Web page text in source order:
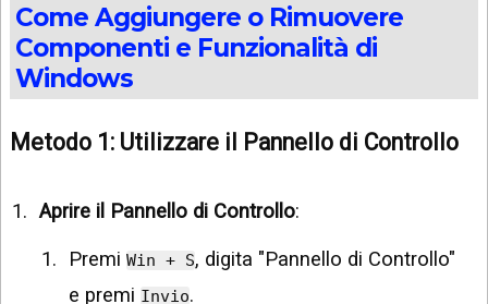
Come Aggiungere o Rimuovere
Componenti e Funzionalità di
Windows
Metodo 1: Utilizzare il Pannello di Controllo
Aprire il Pannello di Controllo:
Premi Win + S, digita "Pannello di Controllo"
e premi Invio.